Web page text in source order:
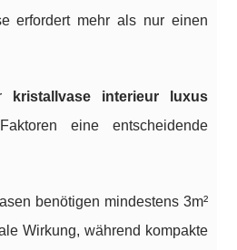
erfordert mehr als nur einen
kristallvase interieur luxus
eine entscheidende
benötigen mindestens 3m²
Wirkung, während kompakte